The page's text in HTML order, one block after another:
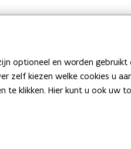
ook
optioneel en worden
zelf kiezen welke cookies u
klikken. Hier kunt u ook uw